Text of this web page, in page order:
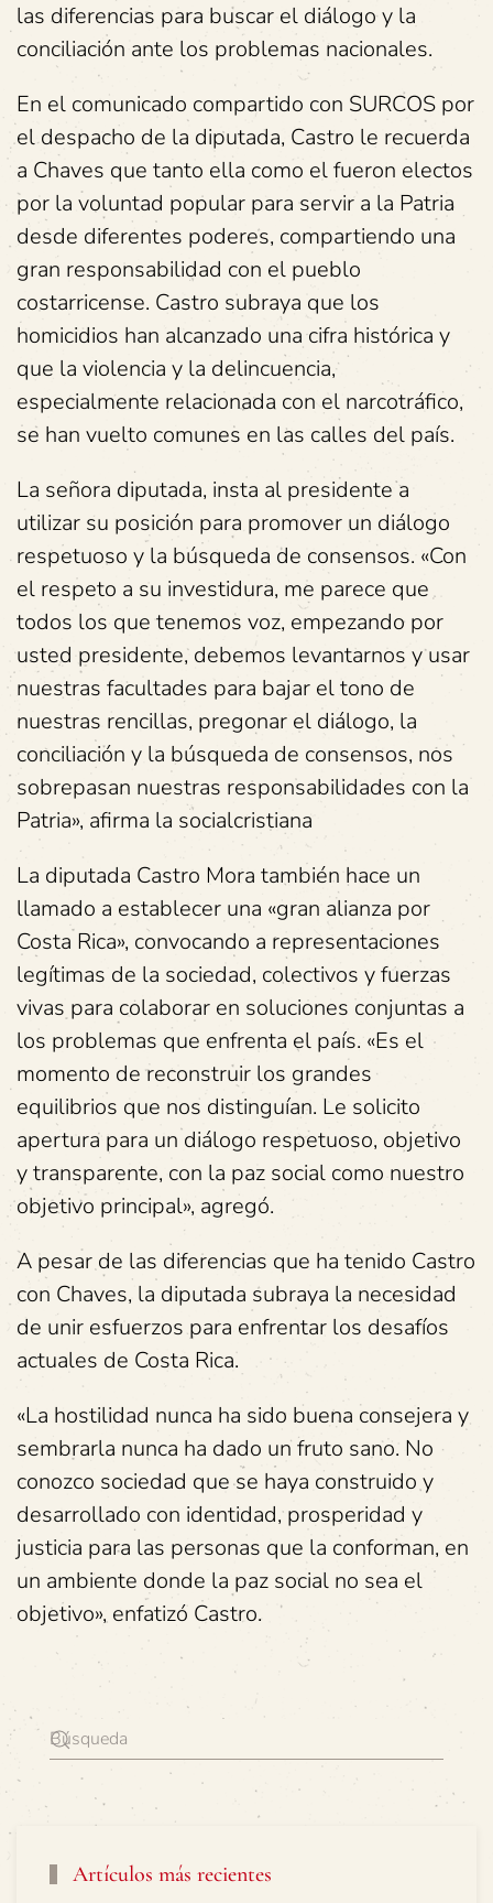
las diferencias para buscar el diálogo y la
conciliación ante los problemas nacionales.
En el comunicado compartido con SURCOS por
el despacho de la diputada, Castro le recuerda
a Chaves que tanto ella como el fueron electos
por la voluntad popular para servir a la Patria
desde diferentes poderes, compartiendo una
gran responsabilidad con el pueblo
costarricense. Castro subraya que los
homicidios han alcanzado una cifra histórica y
que la violencia y la delincuencia,
especialmente relacionada con el narcotráfico,
se han vuelto comunes en las calles del país.
La señora diputada, insta al presidente a
utilizar su posición para promover un diálogo
respetuoso y la búsqueda de consensos. «Con
el respeto a su investidura, me parece que
todos los que tenemos voz, empezando por
usted presidente, debemos levantarnos y usar
nuestras facultades para bajar el tono de
nuestras rencillas, pregonar el diálogo, la
conciliación y la búsqueda de consensos, nos
sobrepasan nuestras responsabilidades con la
Patria», afirma la socialcristiana
La diputada Castro Mora también hace un
llamado a establecer una «gran alianza por
Costa Rica», convocando a representaciones
legítimas de la sociedad, colectivos y fuerzas
vivas para colaborar en soluciones conjuntas a
los problemas que enfrenta el país. «Es el
momento de reconstruir los grandes
equilibrios que nos distinguían. Le solicito
apertura para un diálogo respetuoso, objetivo
y transparente, con la paz social como nuestro
objetivo principal», agregó.
A pesar de las diferencias que ha tenido Castro
con Chaves, la diputada subraya la necesidad
de unir esfuerzos para enfrentar los desafíos
actuales de Costa Rica.
«La hostilidad nunca ha sido buena consejera y
sembrarla nunca ha dado un fruto sano. No
conozco sociedad que se haya construido y
desarrollado con identidad, prosperidad y
justicia para las personas que la conforman, en
un ambiente donde la paz social no sea el
objetivo», enfatizó Castro.
Artículos más recientes